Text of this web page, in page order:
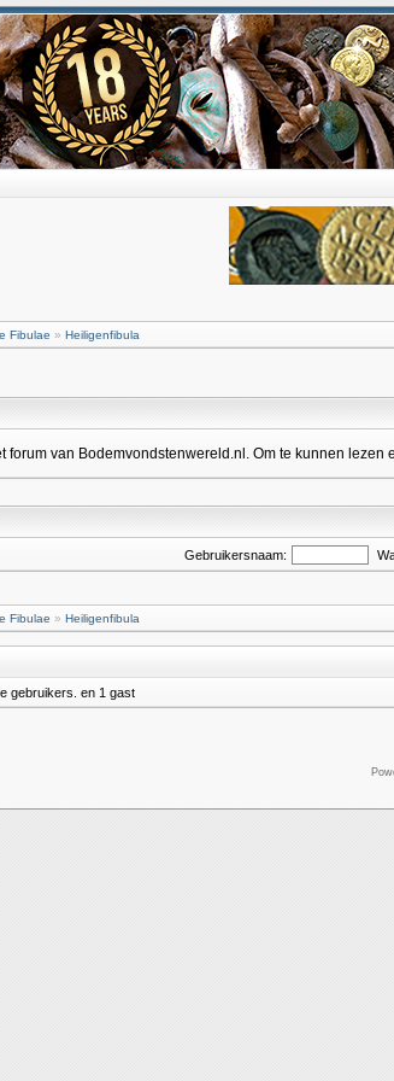
Fibulae » Heiligenfibula
forum van Bodemvondstenwereld.nl. Om te kunnen
Gebruikersnaam:
Fibulae » Heiligenfibula
gebruikers. en 1 gast